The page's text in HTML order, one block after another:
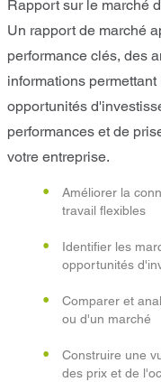
Rapport sur le marché
Un rapport de marché
performance clés, des
informations
opportunités
performances et de
votre entreprise.
Améliorer la
travail flexibles
Identifier les
opportunités
Comparer et
ou d'un marché
Construire une
des prix et de